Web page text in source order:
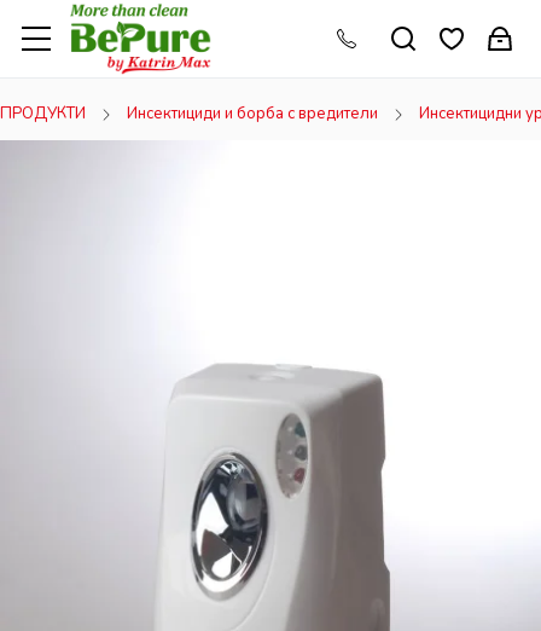
ПРОДУКТИ Инсектициди и борба с вредители Инсектицидни